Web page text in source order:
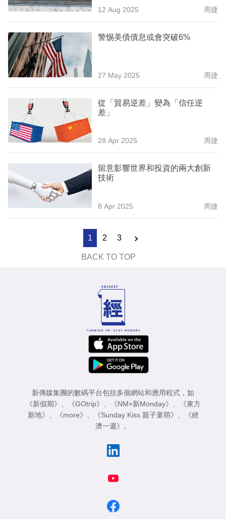
12 Aug 2025 周捷
警惕美債債息或會突破6%
27 May 2025 周捷
從「貿易逆差」變為「信任逆
差」
28 Apr 2025 周捷
留意影響世界和投資的兩大創新
技術
8 Apr 2025 周捷
1 2 3
BACK TO TOP
新傳媒集團的數碼平台包括多個網站和應用程式，如
《新假期》 、 《GOtrip》 、 《NM+新Monday》 、
《東方
新地》 、 《more》 、 《Sunday Kiss 親子童萌》 、
《經
濟一週》 。